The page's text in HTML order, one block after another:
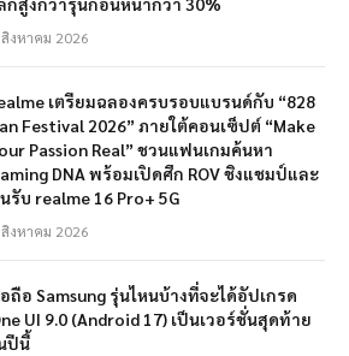
งหาคม 2026
เตรียมฉลองครบรอบแบรนด์กับ “828
Festival 2026” ภายใต้คอนเซ็ปต์ “Make
Passion Real” ชวนแฟนเกมค้นหา
DNA พร้อมเปิดศึก ROV ชิงแชมป์และ
รับ realme 16 Pro+ 5G
งหาคม 2026
ถือ Samsung รุ่นไหนบ้างที่จะได้อัปเกรด
UI 9.0 (Android 17) เป็นเวอร์ชั่นสุดท้าย
ปีนี้